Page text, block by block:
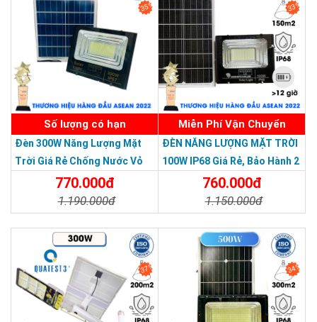
THƯƠNG HIỆU HÀNG ĐẦU ASEAN 2022
35%
Số lượng có hạn
Đèn 300W Năng Lượng Mặt
Trời Giá Rẻ Chống Nước Vỏ
Nhôm Đúc770.000đ
1.190.000đ
33%
Miễn Phí Vận Chuyển
ĐÈN NĂNG LƯỢNG MẶT TRỜI
100W IP68 Giá Rẻ, Bảo Hành 2
760.000đ
1.150.000đ
37% 34%